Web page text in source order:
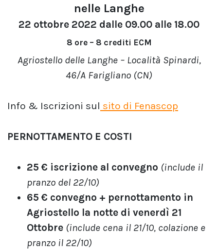
nelle Langhe
22 ottobre 2022 dalle 09.00 alle 18.00
8 ore – 8 crediti ECM
Agriostello delle Langhe – Località Spinardi,
46/A Farigliano (CN)
Info & Iscrizioni sul sito di Fenascop
PERNOTTAMENTO E COSTI
25 € iscrizione al convegno (include il
pranzo del 22/10)
65 € convegno + pernottamento in
Agriostello la notte di venerdì 21
Ottobre (include cena il 21/10, colazione e
pranzo il 22/10)